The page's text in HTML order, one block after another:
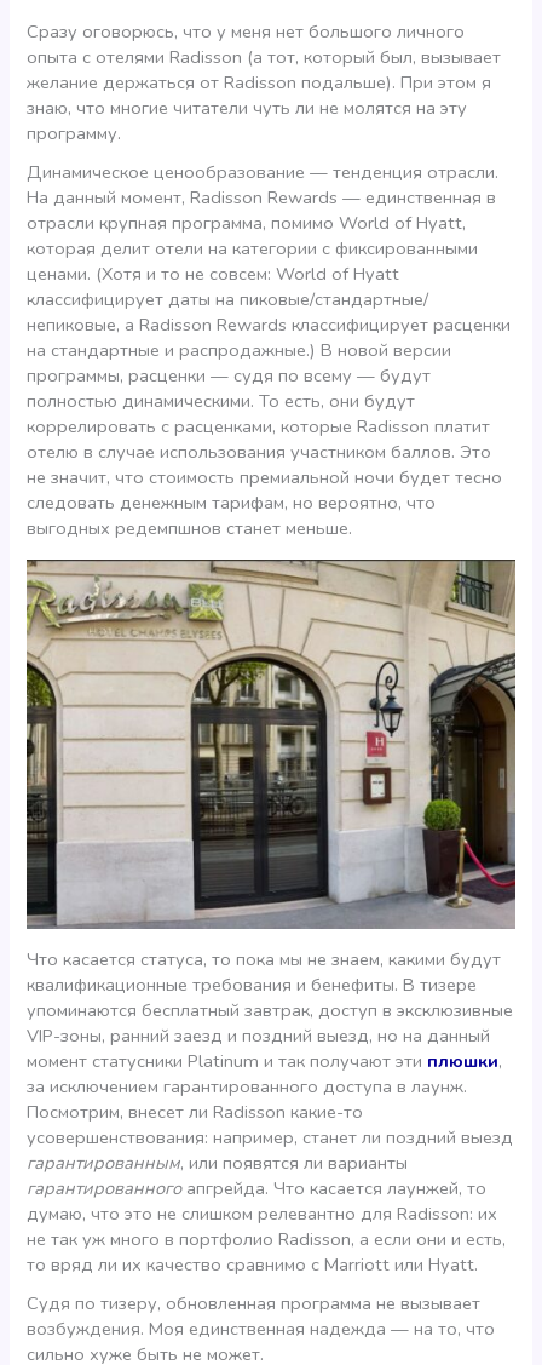
Сразу оговорюсь, что у меня нет большого личного
опыта с отелями Radisson (а тот, который был, вызывает
желание держаться от Radisson подальше). При этом я
знаю, что многие читатели чуть ли не молятся на эту
программу.
Динамическое ценообразование — тенденция отрасли.
На данный момент, Radisson Rewards — единственная в
отрасли крупная программа, помимо World of Hyatt,
которая делит отели на категории с фиксированными
ценами. (Хотя и то не совсем: World of Hyatt
классифицирует даты на пиковые/стандартные/
непиковые, а Radisson Rewards классифицирует расценки
на стандартные и распродажные.) В новой версии
программы, расценки — судя по всему — будут
полностью динамическими. То есть, они будут
коррелировать с расценками, которые Radisson платит
отелю в случае использования участником баллов. Это
не значит, что стоимость премиальной ночи будет тесно
следовать денежным тарифам, но вероятно, что
выгодных редемпшнов станет меньше.
Что касается статуса, то пока мы не знаем, какими будут
квалификационные требования и бенефиты. В тизере
упоминаются бесплатный завтрак, доступ в эксклюзивные
VIP-зоны, ранний заезд и поздний выезд, но на данный
момент статусники Platinum и так получают эти плюшки,
за исключением гарантированного доступа в лаунж.
Посмотрим, внесет ли Radisson какие-то
усовершенствования: например, станет ли поздний выезд
гарантированным, или появятся ли варианты
гарантированного апгрейда. Что касается лаунжей, то
думаю, что это не слишком релевантно для Radisson: их
не так уж много в портфолио Radisson, а если они и есть,
то вряд ли их качество сравнимо с Marriott или Hyatt.
Судя по тизеру, обновленная программа не вызывает
возбуждения. Моя единственная надежда — на то, что
сильно хуже быть не может.